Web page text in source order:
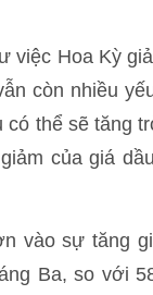
việc Hoa Kỳ
còn nhiều
thể sẽ tăng
của giá
vào sự tăng
Ba, so với